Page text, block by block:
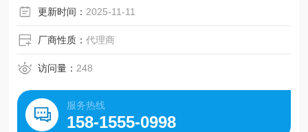
更新时间： 2025-11-11
厂商性质：代理商
访问量： 248
服务热线
158-1555-0998